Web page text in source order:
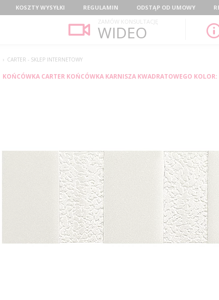
KOSZTY WYSYŁKI REGULAMIN ODSTĄP OD UMOWY
ZAMÓW KONSULTACJĘ
WIDEO
› CARTER - SKLEP INTERNETOWY
KOŃCÓWKA CARTER KOŃCÓWKA KARNISZA KWADRATOWEGO